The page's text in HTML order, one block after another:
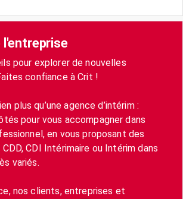
l'entreprise
pour explorer de nouvelles
confiance à Crit !
plus qu’une agence d’intérim :
pour vous accompagner dans
en vous proposant des
CDI Intérimaire ou Intérim dans
variés.
nos clients, entreprises et